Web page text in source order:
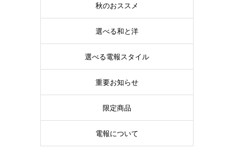
秋のおススメ
選べる和と洋
選べる電報スタイル
重要お知らせ
限定商品
電報について